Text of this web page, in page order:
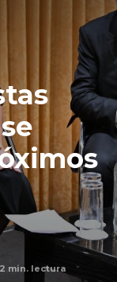
2 min. lectura